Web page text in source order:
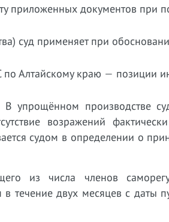
приложенных документов при
суд применяет при
по Алтайскому краю — позиции
упрощённом производстве
возражений
судом в определении о
из числа членов
течение двух месяцев с даты